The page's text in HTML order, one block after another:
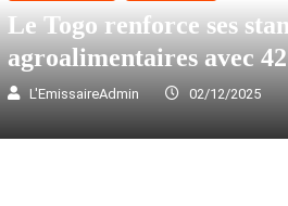
Le Togo renforce ses
agroalimentaires avec
L'EmissaireAdmin 02/12/2025